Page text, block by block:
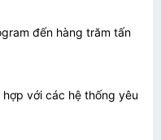
đến hàng trăm tấn
với các hệ thống yêu